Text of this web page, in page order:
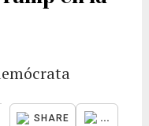
SHARE ...